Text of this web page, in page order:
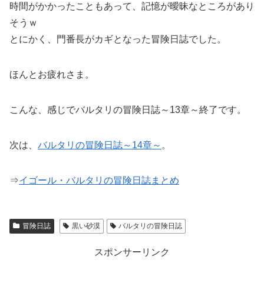
時間がかかったこともあって、記憶が曖昧なところがあり
そうｗ
とにかく、門番長がカギとなった冒険日誌でした。
ほんとお疲れさま。
こんな、感じでバルタリの冒険日誌～13章～終了です。
次は、 バルタリの冒険日誌～14章～ 。
⇒イゴール・バルタリの冒険日誌まとめ
冒険日誌 黒い砂漠 バルタリの冒険日誌
スポンサーリンク